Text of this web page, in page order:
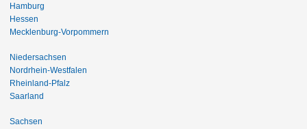
Hamburg
Hessen
Mecklenburg-Vorpommern
Niedersachsen
Nordrhein-Westfalen
Rheinland-Pfalz
Saarland
Sachsen